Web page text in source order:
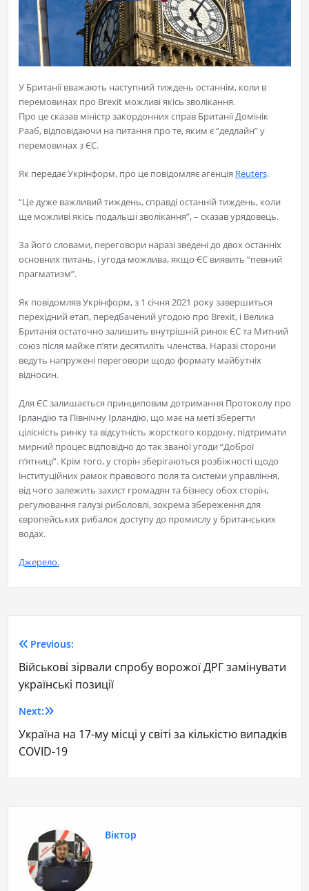
У Британії вважають наступний тиждень останнім, коли в
перемовинах про Brexit можливі якісь зволікання.
Про це сказав міністр закордонних справ Британії Домінік
Рааб, відповідаючи на питання про те, яким є “дедлайн” у
перемовинах з ЄС.
Як передає Укрінформ, про це повідомляє агенція Reuters.
“Це дуже важливий тиждень, справді останній тиждень, коли
ще можливі якісь подальші зволікання”, – сказав урядовець.
За його словами, переговори наразі зведені до двох останніх
основних питань, і угода можлива, якщо ЄС виявить “певний
прагматизм”.
Як повідомляв Укрінформ, з 1 січня 2021 року завершиться
перехідний етап, передбачений угодою про Brexit, і Велика
Британія остаточно залишить внутрішній ринок ЄС та Митний
союз після майже п’яти десятиліть членства. Наразі сторони
ведуть напружені переговори щодо формату майбутніх
відносин.
Для ЄС залишається принциповим дотримання Протоколу про
Ірландію та Північну Ірландію, що має на меті зберегти
цілісність ринку та відсутність жорсткого кордону, підтримати
мирний процес відповідно до так званої угоди “Доброї
п’ятниці”. Крім того, у сторін зберігаються розбіжності щодо
інституційних рамок правового поля та системи управління,
від чого залежить захист громадян та бізнесу обох сторін,
регулювання галузі риболовлі, зокрема збереження для
європейських рибалок доступу до промислу у британських
водах.
Джерело.
Previous:
Військові зірвали спробу ворожої ДРГ замінувати
українські позиції
Next:
Україна на 17-му місці у світі за кількістю випадків
COVID-19
Віктор